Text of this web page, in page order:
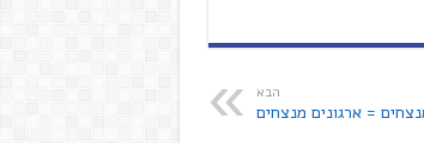
הבא
= ארגונים מנצחים